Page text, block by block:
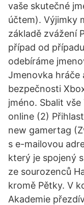
vaše skutečné
účtem). Výjimky
základě zvážení
případ od
odebíráme
Jmenovka hráče
bezpečnosti
jméno. Sbalit
online (2)
new gamertag
s e-mailovou
který je spojený
ze sourozenců
kromě Pětky. V
Akademie